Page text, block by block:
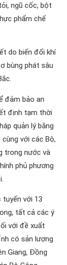
ngũ cốc, bột
phẩm chế
do biến đổi khí
bùng phát sâu
đảm bảo an
định tạm thời
quản lý bằng
với các Bộ,
trong nước và
phủ phương
với 13
tất cả các ý
với đề xuất
có sản lượng
Giang, Đồng